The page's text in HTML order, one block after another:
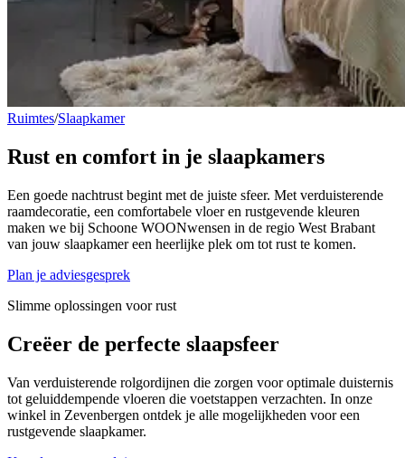
Ruimtes/Slaapkamer
Rust en comfort in je slaapkamers
Een goede nachtrust begint met de juiste sfeer. Met verduisterende
raamdecoratie, een comfortabele vloer en rustgevende kleuren
maken we bij Schoone WOONwensen in de regio West Brabant
van jouw slaapkamer een heerlijke plek om tot rust te komen.
Plan je adviesgesprek
Slimme oplossingen voor rust
Creëer de perfecte slaapsfeer
Van verduisterende rolgordijnen die zorgen voor optimale duisternis
tot geluiddempende vloeren die voetstappen verzachten. In onze
winkel in Zevenbergen ontdek je alle mogelijkheden voor een
rustgevende slaapkamer.